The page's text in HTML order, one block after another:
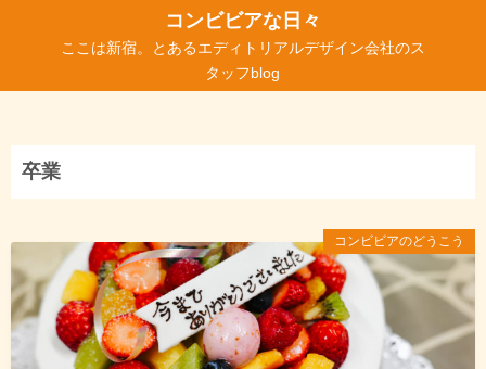
ン
ッ
プ
コンビビアな日々
ここは新宿。とあるエディトリアルデザイン会社のス
タッフblog
卒業
コンビビアのどうこう